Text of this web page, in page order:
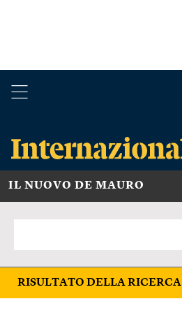
IL NUOVO DE MAURO
RISULTATO DELLA RICERCA